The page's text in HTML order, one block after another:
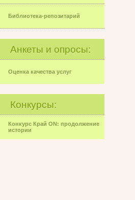
Библиотека-репозитарий
Анкеты и опросы:
Оценка качества услуг
Конкурсы:
Конкурс Край ON: продолжение
истории